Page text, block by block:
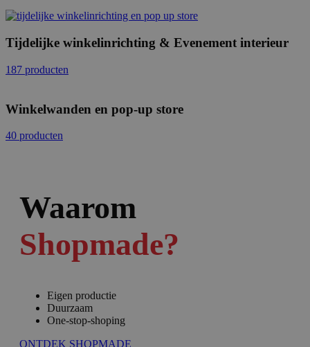
Tijdelijke winkelinrichting & Evenement interieur
187 producten
Winkelwanden en pop-up store
40 producten
Waarom
Shopmade?
Eigen productie
Duurzaam
One-stop-shoping
ONTDEK SHOPMADE